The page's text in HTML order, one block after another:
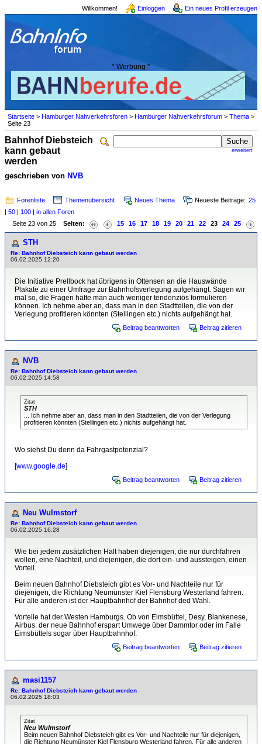
Willkommen! Einloggen Ein neues Profil erzeugen
* Werbung *
Startseite > Hamburger Nahverkehrsforen > Hamburger Nahverkehrsforum > Thema >
Seite 23
erweitert
Bahnhof Diebsteich
kann gebaut
werden
geschrieben von NVB
Forenliste Themenübersicht Neues Thema Neueste Beiträge: 25
| 50 | 100 | in allen Foren
Seite 23 von 25 Seiten: 15 16 17 18 19 20 21 22 23 24 25
STH
Re: Bahnhof Diebsteich kann gebaut werden
06.02.2025 12:20
Die Initiative Prellbock hat übrigens in Ottensen an die Hauswände
Plakate zu einer Umfrage zur Bahnhofsverlegung aufgehängt. Sagen wir
mal so, die Fragen hätte man auch weniger tendenziös formulieren
können. Ich nehme aber an, dass man in den Stadtteilen, die von der
Verlegung profitieren könnten (Stellingen etc.) nichts aufgehängt hat.
Beitrag beantworten Beitrag zitieren
NVB
Re: Bahnhof Diebsteich kann gebaut werden
06.02.2025 14:58
Zitat
STH
... Ich nehme aber an, dass man in den Stadtteilen, die von der Verlegung
profitieren könnten (Stellingen etc.) nichts aufgehängt hat.
Wo siehst Du denn da Fahrgastpotenzial?
[www.google.de]
Beitrag beantworten Beitrag zitieren
Neu Wulmstorf
Re: Bahnhof Diebsteich kann gebaut werden
06.02.2025 16:28
Wie bei jedem zusätzlichen Halt haben diejenigen, die nur durchfahren
wollen, eine Nachteil, und diejenigen, die dort ein- und aussteigen, einen
Vorteil.
Beim neuen Bahnhof Diebsteich gibt es Vor- und Nachteile nur für
diejenigen, die Richtung Neumünster Kiel Flensburg Westerland fahren.
Für alle anderen ist der Hauptbahnhof der Bahnhof ded Wahl.
Vorteile hat der Westen Hamburgs. Ob von Eimsbüttel, Desy, Blankenese,
Airbus: der neue Bahnhof erspart Umwege über Dammtor oder im Falle
Eimsbüttels sogar über Hauptbahnhof.
Beitrag beantworten Beitrag zitieren
masi1157
Re: Bahnhof Diebsteich kann gebaut werden
06.02.2025 18:03
Zitat
Neu Wulmstorf
Beim neuen Bahnhof Diebsteich gibt es Vor- und Nachteile nur für diejenigen,
die Richtung Neumünster Kiel Flensburg Westerland fahren. Für alle anderen